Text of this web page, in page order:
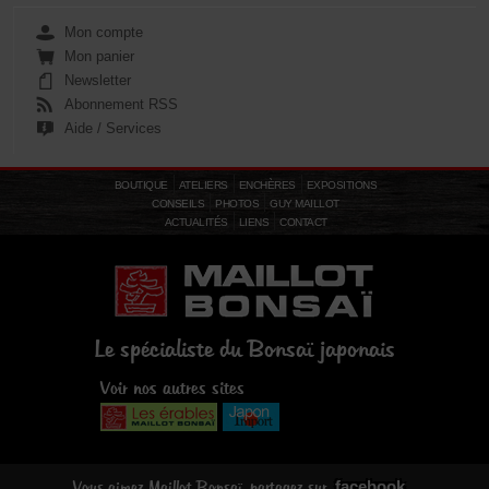
Mon compte
Mon panier
Newsletter
Abonnement RSS
Aide / Services
BOUTIQUE ATELIERS ENCHÈRES
EXPOSITIONS
CONSEILS
PHOTOS
GUY MAILLOT
ACTUALITÉS
LIENS CONTACT
Le spécialiste du Bonsaï japonais
Voir nos autres sites